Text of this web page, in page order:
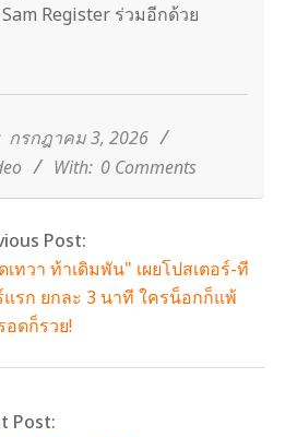
Register ร่วมอีกด้วย
กรกฎาคม 3, 2026
With: 0 Comments
Post:
ทวา ท้าเดิมพัน" เผยโปสเตอร์-ที
แรก ยกละ 3 นาที ใครน็อกก็แพ้
อดก็รวย!
Post: